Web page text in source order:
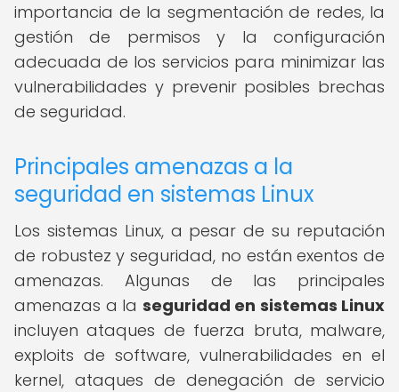
importancia de la segmentación de redes, la
gestión de permisos y la configuración
adecuada de los servicios para minimizar las
vulnerabilidades y prevenir posibles brechas
de seguridad.
Principales amenazas a la
seguridad en sistemas Linux
Los sistemas Linux, a pesar de su reputación
de robustez y seguridad, no están exentos de
amenazas. Algunas de las principales
amenazas a la seguridad en sistemas Linux
incluyen ataques de fuerza bruta, malware,
exploits de software, vulnerabilidades en el
kernel, ataques de denegación de servicio